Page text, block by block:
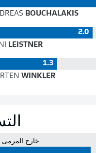
BOUCHALAKIS
2.0
LEISTNER
1.3
WINKLER
خارج المرمى